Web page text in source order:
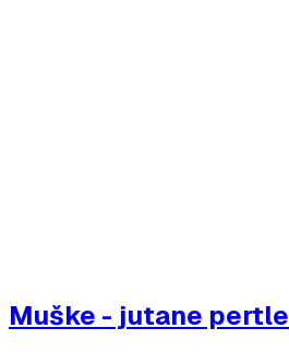
Muške - jutane pertle